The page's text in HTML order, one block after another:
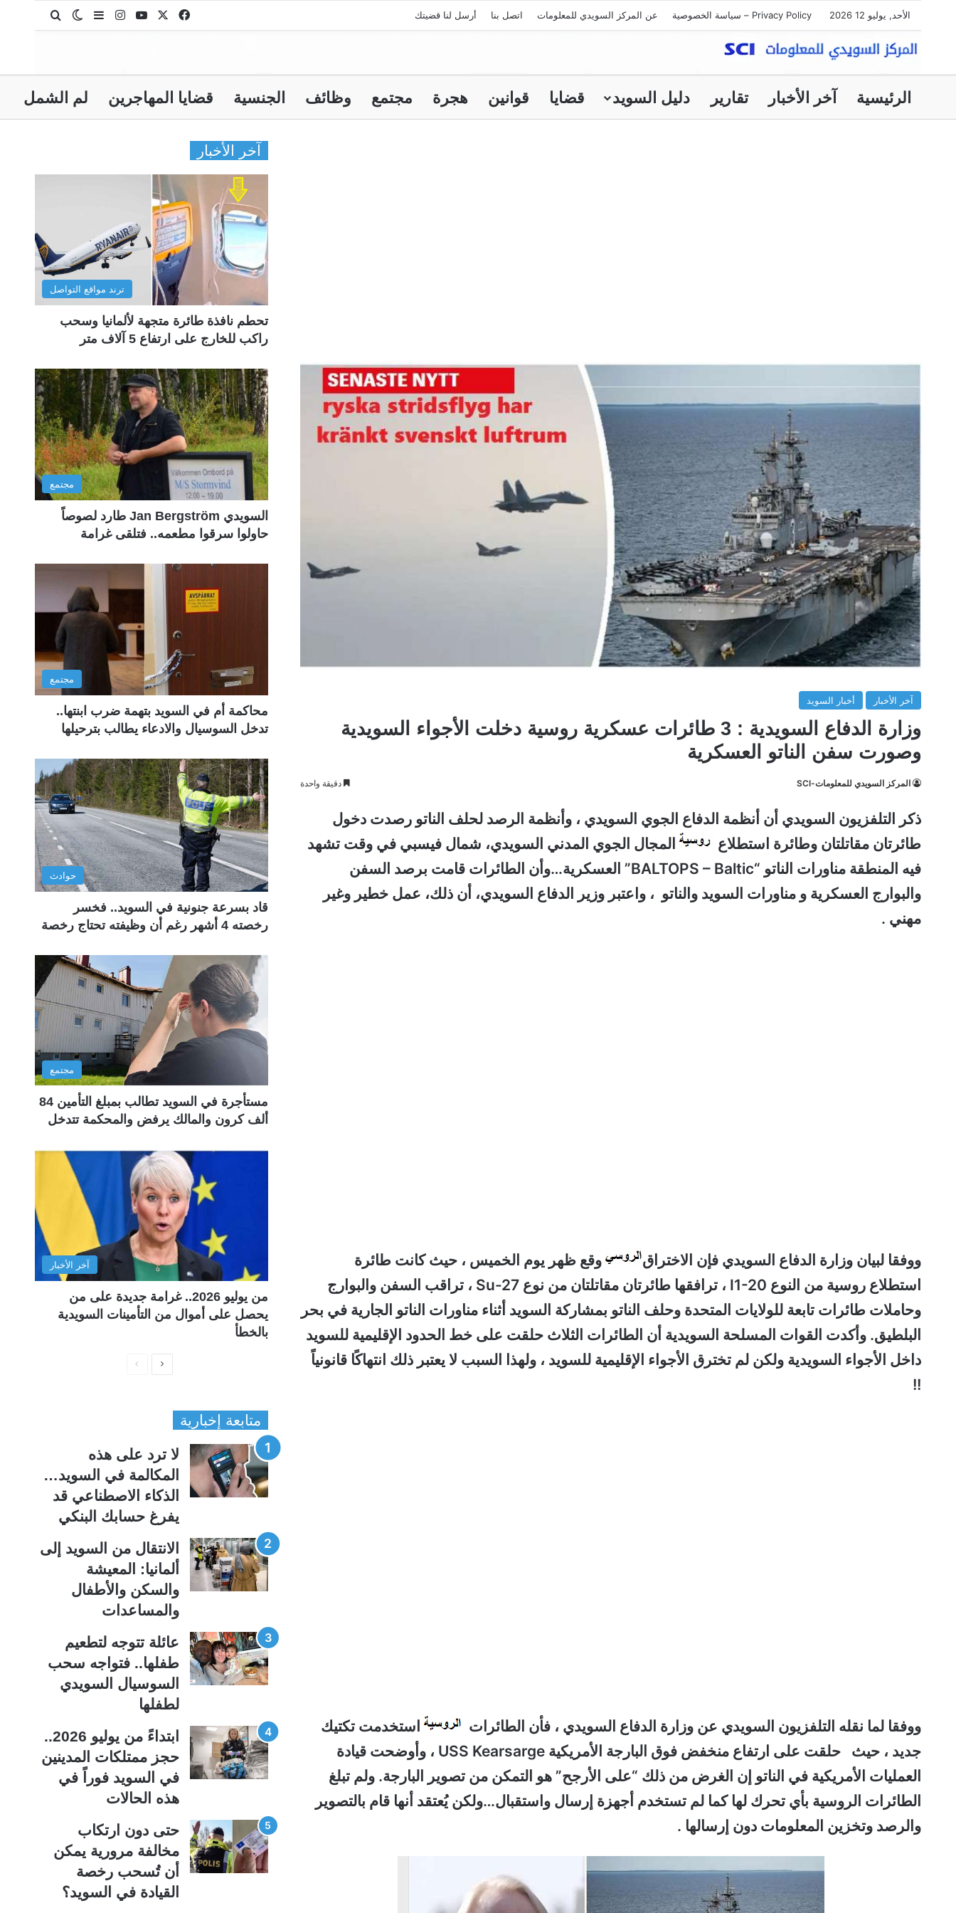
الأحد, يوليو 12 2026 Privacy Policy – سياسة الخصوصية عن المركز السويدي للمعلومات اتصل بنا أرسل لنا قضيتك فيسبوك ‫YouTubeانستقرامإضافة عمود جانبي
الوضع المظلم
بحث عن
الرئيسية آخر الأخبار تقارير دليل السويد قضايا قوانين هجرة مجتمع وظائف الجنسية قضايا المهاجرين لم الشمل
آخر الأخبار أخبار السويد
وزارة الدفاع السويدية : 3 طائرات عسكرية روسية دخلت الأجواء السويدية
وصورت سفن الناتو العسكرية
المركز السويدي للمعلومات-SCI دقيقة واحدة
ذكر التلفزيون السويدي أن أنظمة الدفاع الجوي السويدي ، وأنظمة الرصد لحلف الناتو رصدت دخول
طائرتان مقاتلتان وطائرة استطلاع
المجال الجوي المدني السويدي، شمال فيسبي في وقت تشهد
فيه المنطقة مناورات الناتو “BALTOPS – Baltic” العسكرية…وأن الطائرات قامت برصد السفن
والبوارج العسكرية و مناورات السويد والناتو ، واعتبر وزير الدفاع السويدي، أن ذلك، عمل خطير وغير
مهني .
ووفقا لبيان وزارة الدفاع السويدي فإن الاختراق
وقع ظهر يوم الخميس ، حيث كانت طائرة
استطلاع روسية من النوع I1-20 ، ترافقها طائرتان مقاتلتان من نوع Su-27 ، تراقب السفن والبوارج
وحاملات طائرات تابعة للولايات المتحدة وحلف الناتو بمشاركة السويد أثناء مناورات الناتو الجارية في بحر
البلطيق. وأكدت القوات المسلحة السويدية أن الطائرات الثلاث حلقت على خط الحدود الإقليمية للسويد
داخل الأجواء السويدية ولكن لم تخترق الأجواء الإقليمية للسويد ، ولهذا السبب لا يعتبر ذلك انتهاكًا قانونياً
!!
ووفقا لما نقله التلفزيون السويدي عن وزارة الدفاع السويدي ، فأن الطائرات
استخدمت تكتيك
جديد ، حيث حلقت على ارتفاع منخفض فوق البارجة الأمريكية USS Kearsarge ، وأوضحت قيادة
العمليات الأمريكية في الناتو إن الغرض من ذلك “على الأرجح” هو التمكن من تصوير البارجة. ولم تبلغ
الطائرات الروسية بأي تحرك لها كما لم تستخدم أجهزة إرسال واستقبال…ولكن يُعتقد أنها قام بالتصوير
والرصد وتخزين المعلومات دون إرسالها .
آخر الأخبار
ترند مواقع التواصل
تحطم نافذة طائرة متجهة لألمانيا وسحب
راكب للخارج على ارتفاع 5 آلاف متر
مجتمع
السويدي Jan Bergström طارد لصوصاً
حاولوا سرقوا مطعمه.. فتلقى غرامة
مجتمع
محاكمة أم في السويد بتهمة ضرب ابنتها..
تدخل السوسيال والادعاء يطالب بترحيلها
حوادث
قاد بسرعة جنونية في السويد.. فخسر
رخصته 4 أشهر رغم أن وظيفته تحتاج رخصة
مجتمع
مستأجرة في السويد تطالب بمبلغ التأمين 84
ألف كرون والمالك يرفض والمحكمة تتدخل
آخر الأخبار
من يوليو 2026.. غرامة جديدة على من
يحصل على أموال من التأمينات السويدية
بالخطأ
ة
ا
ل
س
ا
ق
ا
ل
ت
ا
ل
متابعة إخبارية
لا ترد على هذه
المكالمة في السويد…
الذكاء الاصطناعي قد
يفرغ حسابك البنكي
الانتقال من السويد إلى
ألمانيا: المعيشة
والسكن والأطفال
والمساعدات
عائلة تتوجه لتطعيم
طفلها.. فتواجه سحب
السوسيال السويدي
لطفلها
ابتداءً من يوليو 2026..
حجز ممتلكات المدينين
في السويد فوراً في
هذه الحالات
حتى دون ارتكاب
مخالفة مرورية يمكن
أن تُسحب رخصة
القيادة في السويد؟